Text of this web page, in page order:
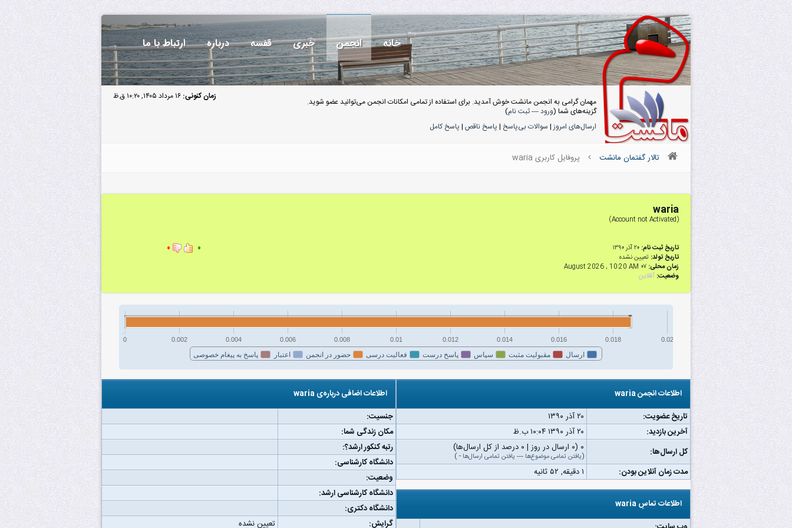
خانه انجمن خبری قفسه درباره ارتباط با ما
زمان کنونی: ۱۶ مرداد ۱۴۰۵, ۱۰:۲۰ ق.ظ
مهمان گرامی به انجمن مانشت خوش آمدید. برای استفاده از تمامی امکانات انجمن می‌توانید عضو شوید.
گزینه‌های شما (ورود—ثبت نام)
ارسال‌های امروز| سوالات بی‌پاسخ | پاسخ ناقص | پاسخ کامل
تالار گفتمان مانشت پروفایل کاربری waria
waria
(Account not Activated)
تاریخ ثبت نام: ۲۰ آذر ۱۳۹۰
تاریخ تولد: تعیین نشده
زمان محلی: ۰۷ August 2026 , 10:20 AM
وضعیت: آفلاین
۰ ۰
ارسال مقبولیت مثبت سپاس پاسخ درست فعالیت درسی حضور در انجمن اعتبار پاسخ به پیغام خصوصی
0 0.002 0.004 0.006 0.008 0.01 0.012 0.014 0.016 0.018 0.02
اطلاعات انجمن waria
تاریخ عضویت:
۲۰ آذر ۱۳۹۰
آخرین بازدید:
۲۰ آذر ۱۳۹۰ ۱۰:۰۴ ب.ظ
کل ارسال‌ها:
۰ (۰ ارسال در روز | ۰ درصد از کل ارسال‌ها)
(یافتن تمامی موضوع‌ها — یافتن تمامی ارسال‌ها -
)
مدت زمان آنلاین بودن: ۱ دقیقه, ۵۲ ثانیه
اطلاعات تماسِ waria
اطلاعات اضافی درباره‌ی waria
جنسیت:
مکان زندگی شما:
رتبه کنکور ارشد؟:
دانشگاه کارشناسی:
وضعیت:
دانشگاه کارشناسی ارشد:
دانشگاه دکتری:
گرایش:
تعیین نشده